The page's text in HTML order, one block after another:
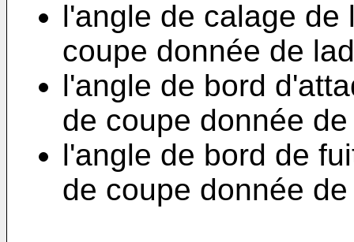
l'angle de calage de
coupe donnée de
l'angle de bord
de coupe donnée
l'angle de bord de
de coupe donnée